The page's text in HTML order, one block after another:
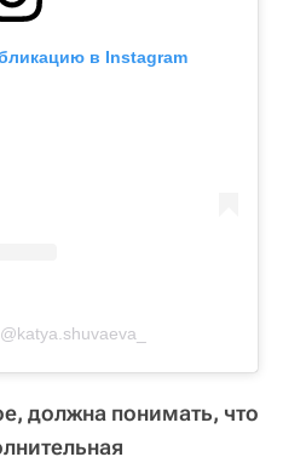
в Instagram
должна понимать, что